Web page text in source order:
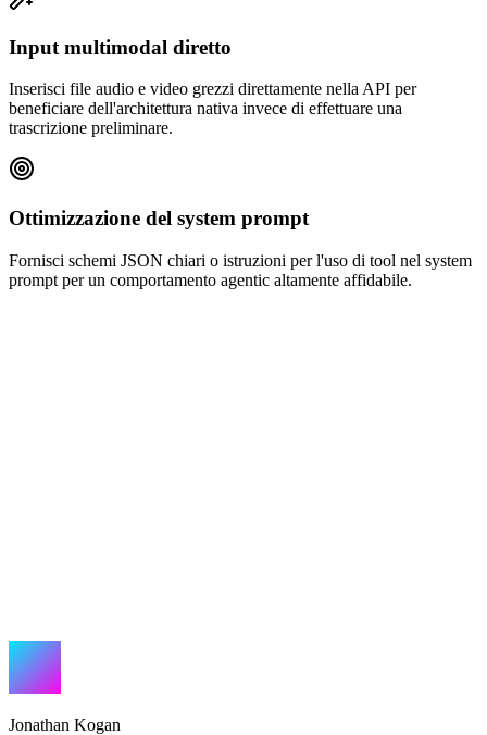
Input multimodal diretto
Inserisci file audio e video grezzi direttamente nella API per
beneficiare dell'architettura nativa invece di effettuare una
trascrizione preliminare.
Ottimizzazione del system prompt
Fornisci schemi JSON chiari o istruzioni per l'uso di tool nel system
prompt per un comportamento agentic altamente affidabile.
Jonathan Kogan